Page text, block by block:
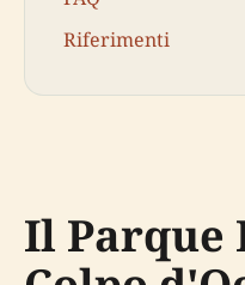
Riferimenti
Il Parque
Colpo